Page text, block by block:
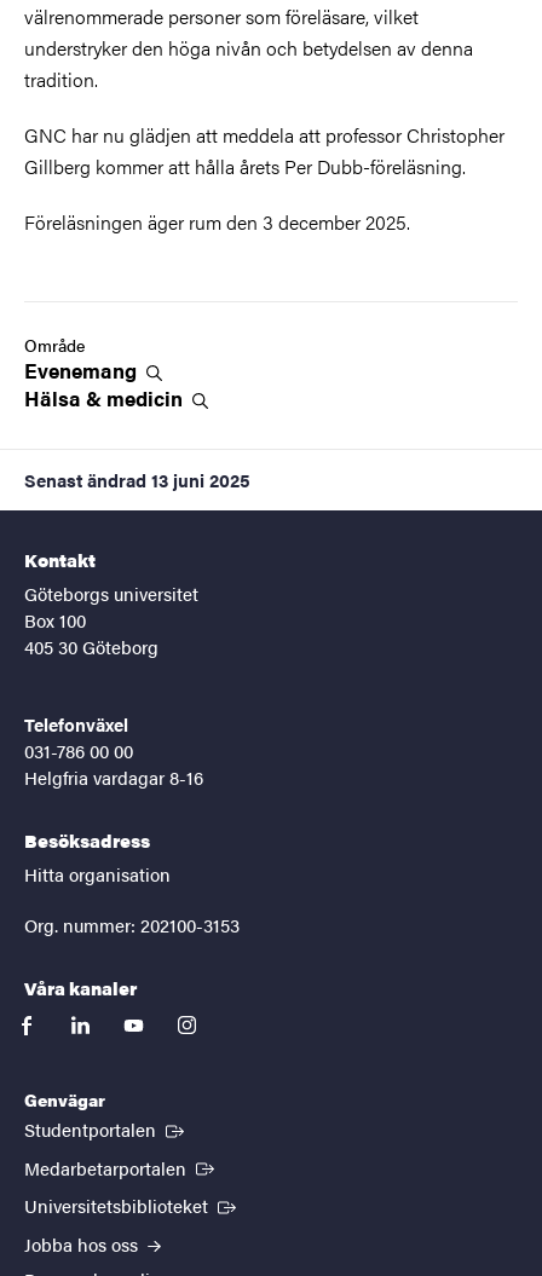
välrenommerade personer som föreläsare, vilket
understryker den höga nivån och betydelsen av denna
tradition.
GNC har nu glädjen att meddela att professor Christopher
Gillberg kommer att hålla årets Per Dubb-föreläsning.
Föreläsningen äger rum den 3 december 2025.
Område
Evenemang
Hälsa & medicin
Senast ändrad 13 juni 2025
Kontakt
Göteborgs universitet
Box 100
405 30 Göteborg
Telefonväxel
031-786 00 00
Helgfria vardagar 8-16
Besöksadress
Hitta organisation
Org. nummer: 202100-3153
Våra kanaler
facebooklinkedinyoutubeinstagram
Genvägar
Studentportalen (Extern länk)
Medarbetarportalen (Extern länk)
Universitetsbiblioteket (Extern länk)
Jobba hos oss